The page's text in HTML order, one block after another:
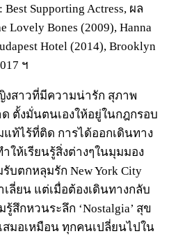
Supporting Actress, ผล
Lovely Bones (2009), Hanna
Hotel (2014), Brooklyn
ฯ
งสาวที่มีความน่ารัก สุภาพ
ตั้งมั่นตนเองให้อยู่ในกฎกรอบ
แท้ไร้ที่ติด การได้ออกเดินทาง
ให้เรียนรู้สิ่งต่างๆในมุมมอง
บตกหลุมรัก New York City
ลี่ยน แต่เมื่อต้องเดินทางกลับ
สึกหวนระลึก ‘Nostalgia’ สุข
มอเหมือน ทุกคนเปลี่ยนไปใน